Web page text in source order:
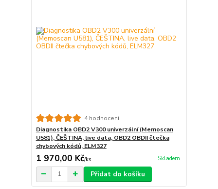
4 hodnocení
Diagnostika OBD2 V300 univerzální (Memoscan
U581), ČEŠTINA, live data, OBD2 OBDII čtečka
chybových kódů, ELM327
1 970,00 Kč/ks Skladem
Přidat do košíku